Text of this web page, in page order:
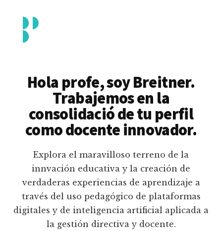
contenido
principal
menu
Piedrahita
docente
pedagógico
educativas
digitales
inteligencia
artificial.
Hola profe, soy Breitner.
Trabajemos en la
consolidació de tu perfil
como docente innovador.
Explora el maravilloso terreno de la
innvación educativa y la creación de
verdaderas experiencias de aprendizaje a
través del uso pedagógico de plataformas
digitales y de inteligencia artificial aplicada a
la gestión directiva y docente.